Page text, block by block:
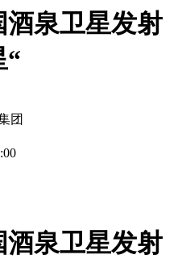
泉卫星发射
“
团
泉卫星发射